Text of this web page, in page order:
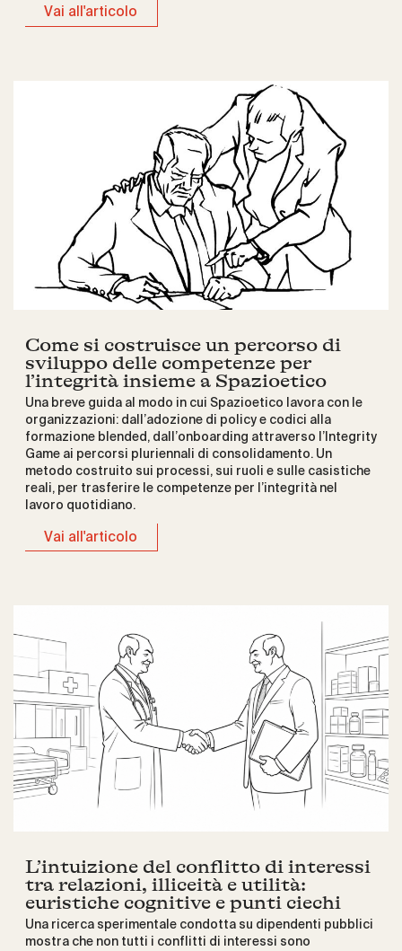
Vai all'articolo
Come si costruisce un percorso di
sviluppo delle competenze per
l’integrità insieme a Spazioetico
Una breve guida al modo in cui Spazioetico lavora con le
organizzazioni: dall’adozione di policy e codici alla
formazione blended, dall’onboarding attraverso l’Integrity
Game ai percorsi pluriennali di consolidamento. Un
metodo costruito sui processi, sui ruoli e sulle casistiche
reali, per trasferire le competenze per l’integrità nel
lavoro quotidiano.
Vai all'articolo
L’intuizione del conflitto di interessi
tra relazioni, illiceità e utilità:
euristiche cognitive e punti ciechi
Una ricerca sperimentale condotta su dipendenti pubblici
mostra che non tutti i conflitti di interessi sono